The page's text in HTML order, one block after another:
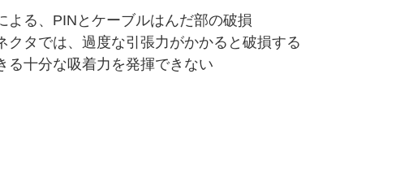
る、PINとケーブルはんだ部の破損
タでは、過度な引張力がかかると破損する
十分な吸着力を発揮できない